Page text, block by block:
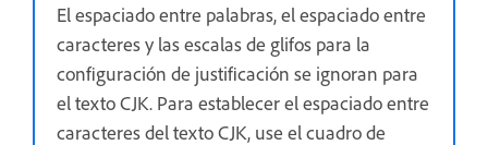
El espaciado entre palabras, el espaciado entre
caracteres y las escalas de glifos para la
configuración de justificación se ignoran para
el texto CJK. Para establecer el espaciado entre
caracteres del texto CJK, use el cuadro de